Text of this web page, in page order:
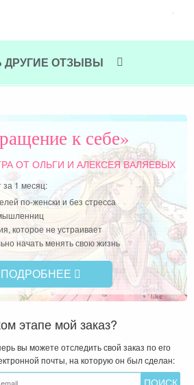
ДРУГИЕ ОТЗЫВЫ
к себе»
ОТ ОЛЬГИ И АЛЕКСЕЯ ВАЛЯЕВЫХ
1 месяц:
по-женски и без стресса
которое не устраивает
начать менять свою жизнь
ПОДРОБНЕЕ
этапе мой заказ?
вы можете отследить свой заказ по его
почты, на которую он был сделан: